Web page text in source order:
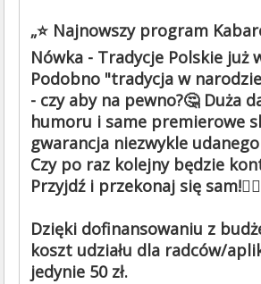
„⭐ Najnowszy program
Nówka - Tradycje Polskie już
Podobno "tradycja w
- czy aby na pewno?🤔 Duża
humoru i same premierowe
gwarancja niezwykle
Czy po raz kolejny będzie
Przyjdź i przekonaj się
Dzięki dofinansowaniu z
koszt udziału dla radców/
jedynie 50 zł.